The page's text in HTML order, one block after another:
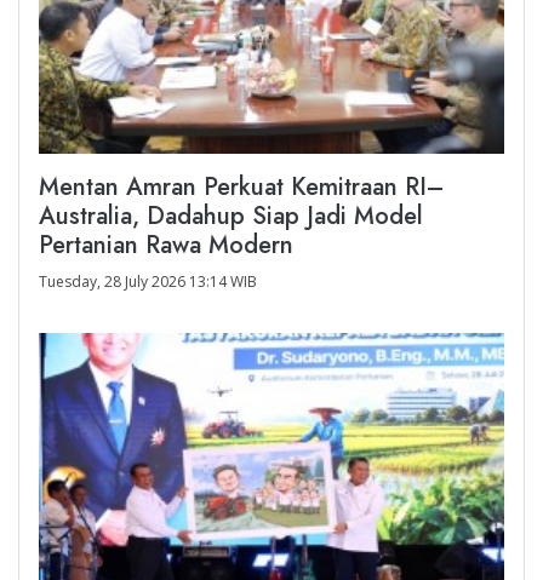
Mentan Amran Perkuat Kemitraan RI–
Australia, Dadahup Siap Jadi Model
Pertanian Rawa Modern
Tuesday, 28 July 2026 13:14 WIB